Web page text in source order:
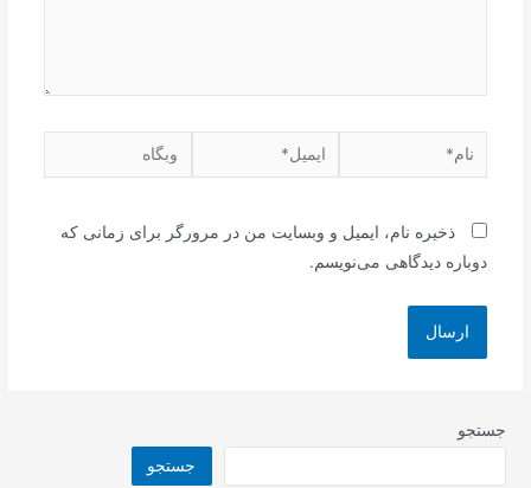
نام* ایمیل* وبگاه
ذخیره نام، ایمیل و وبسایت من در مرورگر برای زمانی که
دوباره دیدگاهی می‌نویسم.
جستجو
جستجو